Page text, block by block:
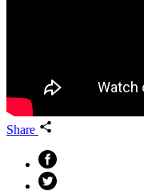
Share